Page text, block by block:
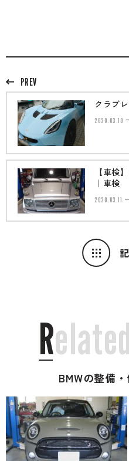
PREV
クラブ
2020.03.10
【車検
｜車検
2020.03.11
Relate
BMWの整備